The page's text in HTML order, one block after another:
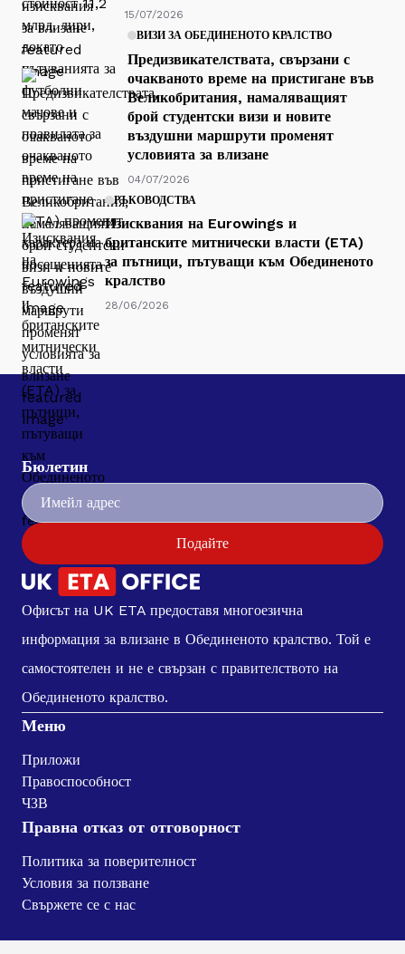
15/07/2026
ВИЗИ ЗА ОБЕДИНЕНОТО КРАЛСТВО
Предизвикателствата, свързани с
очакваното време на пристигане във
Великобритания, намаляващият
брой студентски визи и новите
въздушни маршрути променят
условията за влизане
04/07/2026
РЪКОВОДСТВА
Изисквания на Eurowings и
британските митнически власти (ETA)
за пътници, пътуващи към Обединеното
кралство
28/06/2026
Бюлетин
Подайте
Офисът на UK ETA предоставя многоезична
информация за влизане в Обединеното кралство. Той е
самостоятелен и не е свързан с правителството на
Обединеното кралство.
Меню
Приложи
Правоспособност
ЧЗВ
Правна отказ от отговорност
Политика за поверителност
Условия за ползване
Свържете се с нас